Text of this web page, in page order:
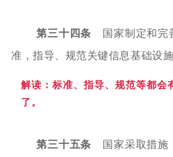
第三十四条 国家制定和完
准，指导、规范关键信息基础设
解读：标准、指导、规范等都会
了。
第三十五条 国家采取措施